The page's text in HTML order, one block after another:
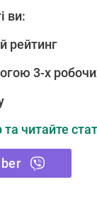
ви:
рейтинг
3-х
читайте